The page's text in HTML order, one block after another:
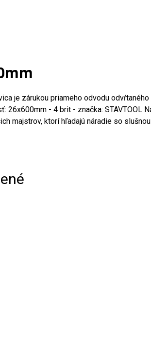
je zárukou priameho odvodu
- 4 brit - značka: STAVTOOL
majstrov, ktorí hľadajú náradie so